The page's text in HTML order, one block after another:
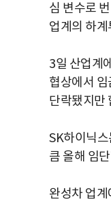
심 변수로
업계의 하
3일 산업계
협상에서
단락됐지만
SK하이닉
큼 올해 임
완성차 업